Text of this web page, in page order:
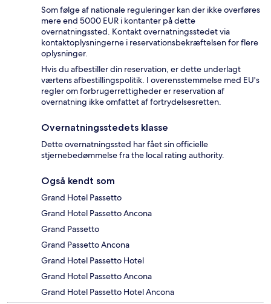
Som følge af nationale reguleringer kan der ikke overføres
mere end 5000 EUR i kontanter på dette
overnatningssted. Kontakt overnatningsstedet via
kontaktoplysningerne i reservationsbekræftelsen for flere
oplysninger.
Hvis du afbestiller din reservation, er dette underlagt
værtens afbestillingspolitik. I overensstemmelse med EU's
regler om forbrugerrettigheder er reservation af
overnatning ikke omfattet af fortrydelsesretten.
Overnatningsstedets klasse
Dette overnatningssted har fået sin officielle
stjernebedømmelse fra the local rating authority.
Også kendt som
Grand Hotel Passetto
Grand Hotel Passetto Ancona
Grand Passetto
Grand Passetto Ancona
Grand Hotel Passetto Hotel
Grand Hotel Passetto Ancona
Grand Hotel Passetto Hotel Ancona